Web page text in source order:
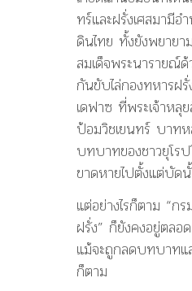
ทร์และฝรั่งเศสมามี
ดินไทย ทั้งยังพยายา
สมเด็จพระนารายณ์
กันขับไล่กองทหารฝ
เดฟาซ ที่พระเจ้าหลุ
ป้อมวิชเยนทร์ บาท
บทบาทของชาวยุโร
ขาดหายไปตั้งแต่บัด
แต่อย่างไรก็ตาม “ก
ฝรั่ง” ก็ยังคงอยู่ตลอ
แม้จะถูกลดบทบาทแ
ก็ตาม